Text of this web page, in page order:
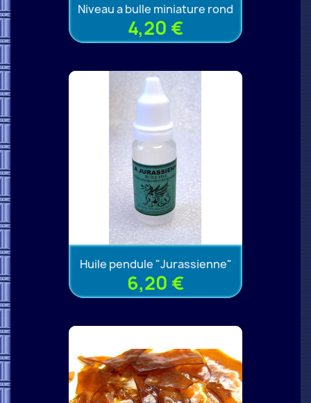
Niveau a bulle miniature rond
4,20 €
Huile pendule "Jurassienne"
6,20 €